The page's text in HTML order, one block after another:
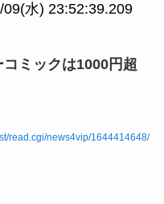
09(水) 23:52:39.209
ミックは1000円超
read.cgi/news4vip/1644414648/